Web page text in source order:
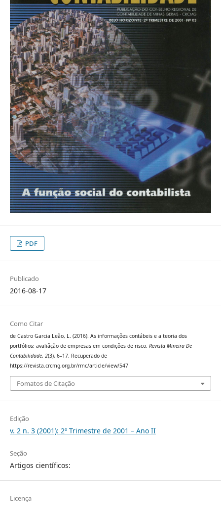
PDF
Publicado
2016-08-17
Como Citar
de Castro Garcia Leão, L. (2016). As informações contábeis e a teoria dos
portfólios: avaliãção de empresas em condições de risco. Revista Mineira De
Contabilidade, 2(3), 6–17. Recuperado de
https://revista.crcmg.org.br/rmc/article/view/547
Fomatos de Citação
Edição
v. 2 n. 3 (2001): 2º Trimestre de 2001 – Ano II
Seção
Artigos científicos:
Licença